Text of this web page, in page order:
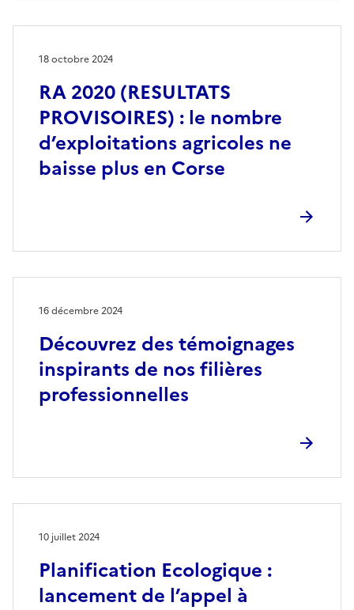
RA 2020 (RESULTATS
PROVISOIRES) : le nombre
d’exploitations agricoles ne
baisse plus en Corse
18 octobre 2024
Découvrez des témoignages
inspirants de nos filières
professionnelles
16 décembre 2024
Planification Ecologique :
lancement de l’appel à
10 juillet 2024